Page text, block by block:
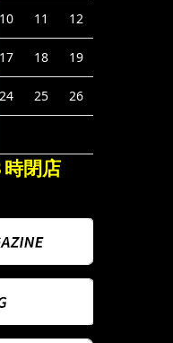
10 11 12
17 18 19
24 25 26
閉店